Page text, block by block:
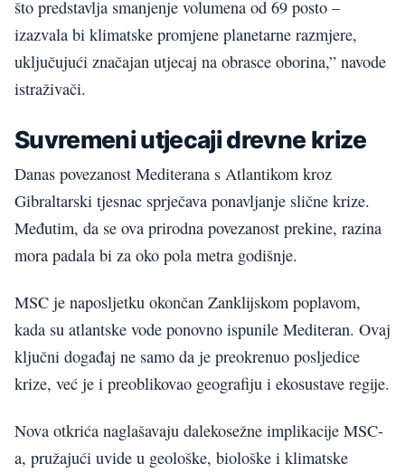
što predstavlja smanjenje volumena od 69 posto –
izazvala bi klimatske promjene planetarne razmjere,
uključujući značajan utjecaj na obrasce oborina,” navode
istraživači.
Suvremeni utjecaji drevne krize
Danas povezanost Mediterana s Atlantikom kroz
Gibraltarski tjesnac sprječava ponavljanje slične krize.
Međutim, da se ova prirodna povezanost prekine, razina
mora padala bi za oko pola metra godišnje.
MSC je naposljetku okončan Zanklijskom poplavom,
kada su atlantske vode ponovno ispunile Mediteran. Ovaj
ključni događaj ne samo da je preokrenuo posljedice
krize, već je i preoblikovao geografiju i ekosustave regije.
Nova otkrića naglašavaju dalekosežne implikacije MSC-
a, pružajući uvide u geološke, biološke i klimatske